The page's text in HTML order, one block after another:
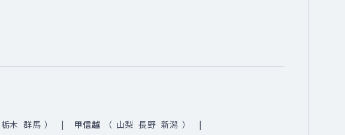
栃木 群馬 ） 甲信越 （ 山梨 長野 新潟 ）